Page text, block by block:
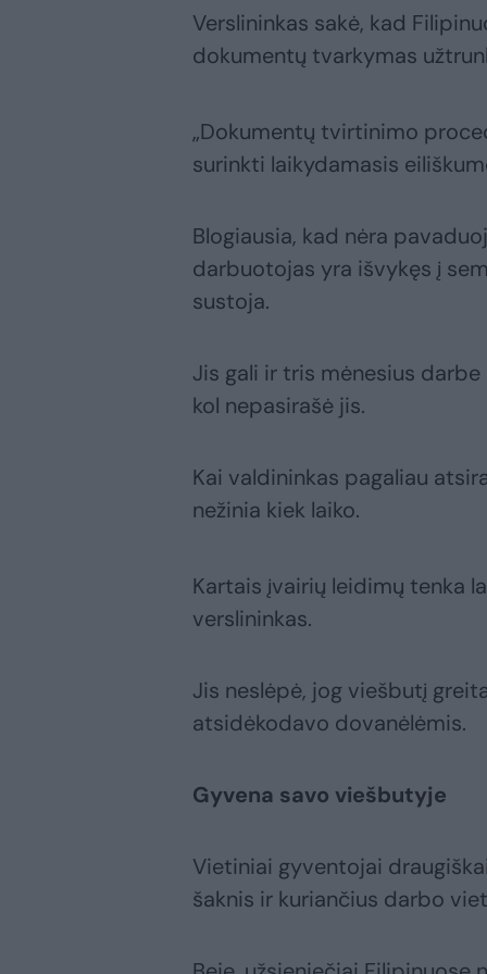
Verslininkas sakė, kad
dokumentų tvarkymas
„Dokumentų tvirtinimo
surinkti laikydamasis
Blogiausia, kad nėra
darbuotojas yra išvykęs į
sustoja.
Jis gali ir tris mėnesius
kol nepasirašė jis.
Kai valdininkas pagaliau
nežinia kiek laiko.
Kartais įvairių leidimų tenka
verslininkas.
Jis neslėpė, jog viešbutį
atsidėkodavo dovanėlėmis.
Gyvena savo viešbutyje
Vietiniai gyventojai
šaknis ir kuriančius darbo